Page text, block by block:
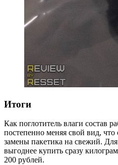
Итоги
Как поглотитель влаги состав
постепенно меняя свой вид,
замены пакетика на свежий.
выгоднее купить сразу
200 рублей.